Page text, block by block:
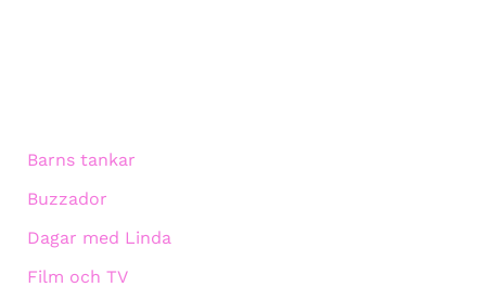
Barns tankar
Buzzador
Dagar med Linda
Film och TV